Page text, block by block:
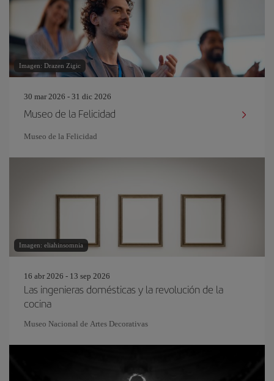
Imagen: Drazen Zigic
30 mar 2026 - 31 dic 2026
Museo de la Felicidad
Museo de la Felicidad
Imagen: eliahinsomnia
16 abr 2026 - 13 sep 2026
Las ingenieras domésticas y la revolución de la
cocina
Museo Nacional de Artes Decorativas